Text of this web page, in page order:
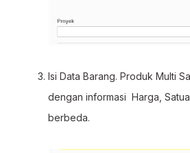
Isi Data Barang. Produk Multi
dengan informasi Harga,
berbeda.